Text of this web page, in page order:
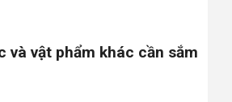
và vật phẩm khác cần sắm